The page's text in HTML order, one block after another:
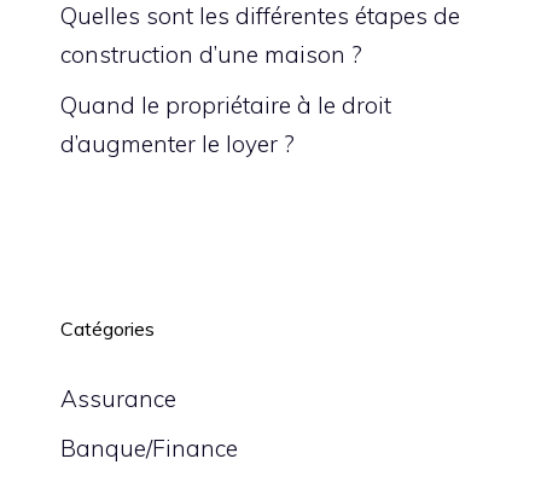
Quelles sont les différentes étapes de
construction d’une maison ?
Quand le propriétaire à le droit
d’augmenter le loyer ?
Catégories
Assurance
Banque/Finance